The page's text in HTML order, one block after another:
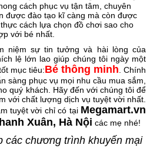
cách phục vụ tận tâm, chuyên
được đào tạo kĩ càng mà còn được
cách lựa chọn đồ chơi sao cho
với bé nhất.
niệm sự tin tưởng và hài lòng của
lệ lớn lao giúp chúng tôi ngày một
mục tiêu:Bé thông minh . Chính
sàng phục vụ mọi nhu cầu mua sắm,
quý khách. Hãy đến với chúng tôi để
với chất lượng dịch vụ tuyệt vời nhất.
tuyệt vời chỉ có tại Megamart.vn
Xuân, Hà Nội các mẹ nhé!
các chương trình khuyến mại